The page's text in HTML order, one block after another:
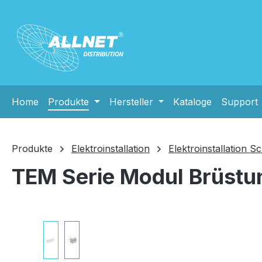
Home Produkte Hersteller Kataloge Support
Produkte Elektroinstallation Elektroinstallation
TEM Serie Modul